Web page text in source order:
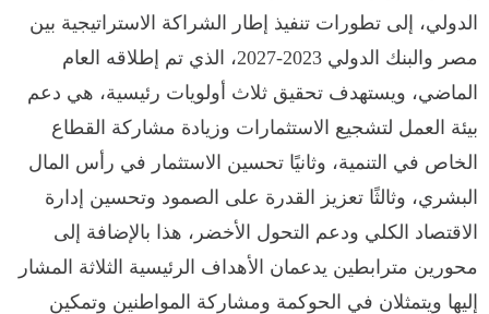
الدولي، إلى تطورات تنفيذ إطار الشراكة الاستراتيجية بين
مصر والبنك الدولي 2023-2027، الذي تم إطلاقه العام
الماضي، ويستهدف تحقيق ثلاث أولويات رئيسية، هي دعم
بيئة العمل لتشجيع الاستثمارات وزيادة مشاركة القطاع
الخاص في التنمية، وثانيًا تحسين الاستثمار في رأس المال
البشري، وثالثًا تعزيز القدرة على الصمود وتحسين إدارة
الاقتصاد الكلي ودعم التحول الأخضر، هذا بالإضافة إلى
محورين مترابطين يدعمان الأهداف الرئيسية الثلاثة المشار
إليها ويتمثلان في الحوكمة ومشاركة المواطنين وتمكين